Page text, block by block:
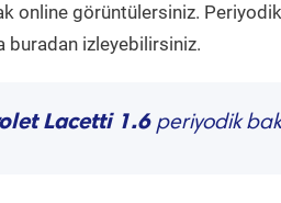
online görüntülersiniz.
buradan izleyebilirsiniz.
Lacetti 1.6periyodik